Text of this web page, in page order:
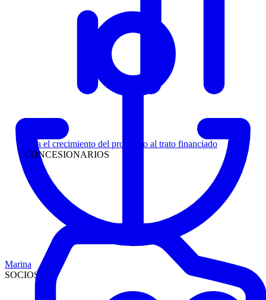
Siga el crecimiento del prospecto al trato financiado
CONCESIONARIOS
Marina
SOCIOS